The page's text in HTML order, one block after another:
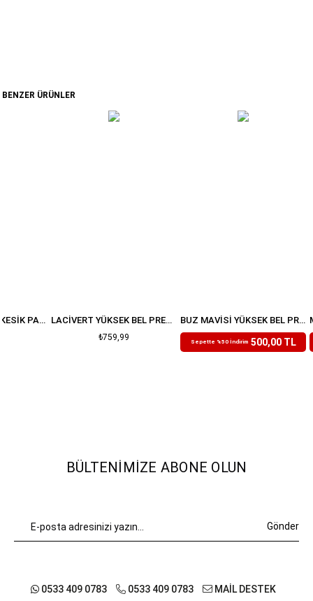
BENZER ÜRÜNLER
LACIVERT BOYFIT KESIK PAÇA JEAN LACIVERT YÜKSEK BEL PREMIUM JEAN
₺759,99
BUZ MAVISI YÜKSEK BEL PREMIUM BALON JEAN
₺999,99
Sepette %50 İndirim 500,00 TL
BÜLTENIMIZE ABONE OLUN
Gönder
0533 409 0783 0533 409 0783 MAİL DESTEK